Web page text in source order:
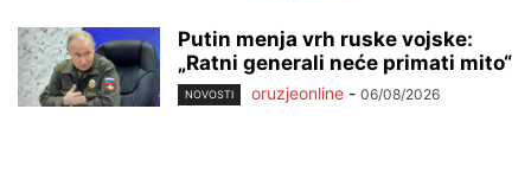
Putin menja vrh ruske vojske:
„Ratni generali neće primati mito“
NOVOSTI oruzjeonline - 06/08/2026